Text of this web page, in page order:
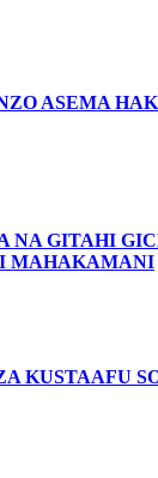
ASEMA
NA GITAHI
MAHAKAMANI
KUSTAAFU